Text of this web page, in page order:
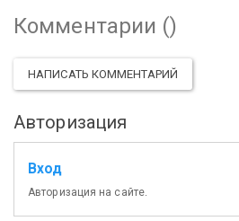
Комментарии ()
НАПИСАТЬ КОММЕНТАРИЙ
Авторизация
Вход
Авторизация на сайте.